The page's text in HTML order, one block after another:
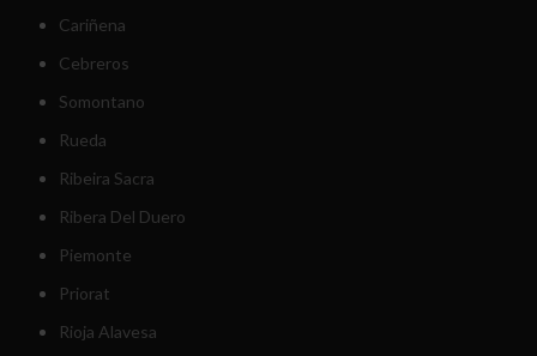
Cariñena
Cebreros
Somontano
Rueda
Ribeira Sacra
Ribera Del Duero
Piemonte
Priorat
Rioja Alavesa